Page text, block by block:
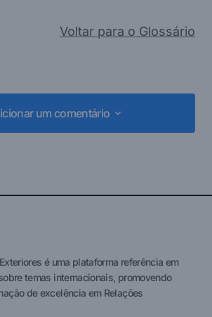
Voltar para o Glossário
um comentário
um comentário
login
é uma plataforma referência em
temas internacionais, promovendo
de excelência em Relações